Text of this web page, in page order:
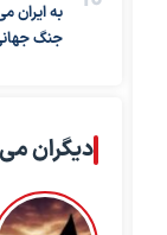
به ایران
جنگ
دیگران